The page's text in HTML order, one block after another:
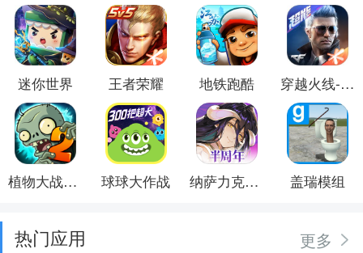
迷你世界 王者荣耀 地铁跑酷 穿越火线-枪战王者
植物大战僵尸2 球球大作战 纳萨力克之王 盖瑞模组
热门应用 更多